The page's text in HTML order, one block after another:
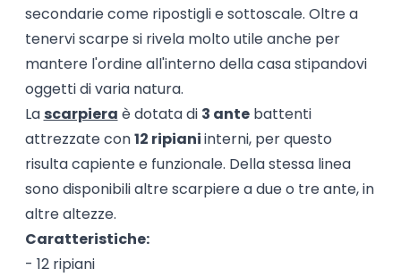
secondarie come ripostigli e sottoscale. Oltre a
tenervi scarpe si rivela molto utile anche per
mantere l'ordine all'interno della casa stipandovi
oggetti di varia natura.
La scarpiera è dotata di 3 antebattenti
attrezzate con12 ripianiinterni, per questo
risulta capiente e funzionale. Della stessa linea
sono disponibili altre scarpiere a due o tre ante, in
altre altezze.
Caratteristiche:
- 12 ripiani